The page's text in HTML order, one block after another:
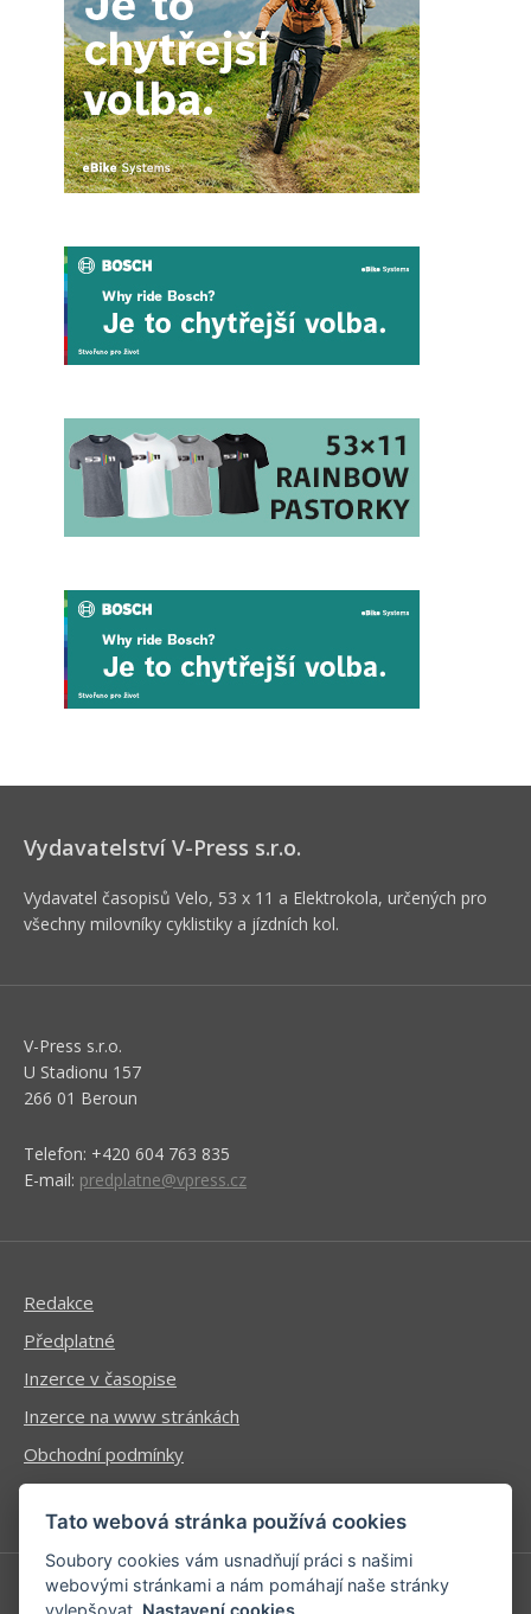
Vydavatelství V-Press s.r.o.
Vydavatel časopisů Velo, 53 x 11 a Elektrokola, určených pro
všechny milovníky cyklistiky a jízdních kol.
V-Press s.r.o.
U Stadionu 157
266 01 Beroun
Telefon: +420 604 763 835
E-mail: predplatne@vpress.cz
Redakce
Předplatné
Inzerce v časopise
Inzerce na www stránkách
Obchodní podmínky
Ochrana osobních údajů
Tato webová stránka používá cookies
Soubory cookies vám usnadňují práci s našimi
webovými stránkami a nám pomáhají naše stránky
vylepšovat. Nastavení cookies